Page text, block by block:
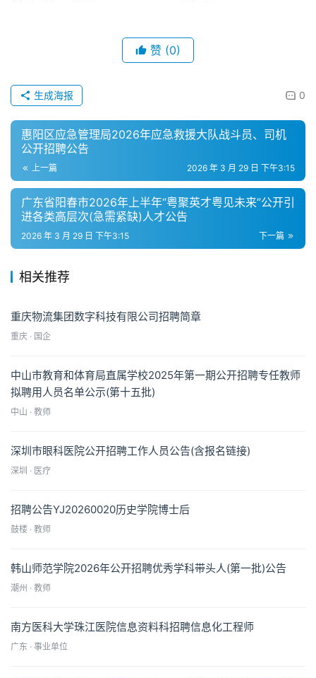
赞 (0)
0
生成海报
惠阳区应急管理局2026年应急救援大队战斗员、司机
公开招聘公告
上一篇 2026 年 3 月 29 日 下午3:15
广东省阳春市2026年上半年“粤聚英才粤见未来”公开引
进各类高层次(急需紧缺)人才公告
下一篇
2026 年 3 月 29 日 下午3:15
相关推荐
​重庆物流集团数字科技有限公司招聘简章
重庆 · 国企
中山市教育和体育局直属学校2025年第一期公开招聘专任教师
拟聘用人员名单公示(第十五批)
中山 · 教师
深圳市眼科医院公开招聘工作人员公告(含报名链接)
深圳 · 医疗
招聘公告YJ20260020历史学院博士后
鼓楼 · 教师
韩山师范学院2026年公开招聘优秀学科带头人(第一批)公告
潮州 · 教师
南方医科大学珠江医院信息资料科招聘信息化工程师
广东 · 事业单位